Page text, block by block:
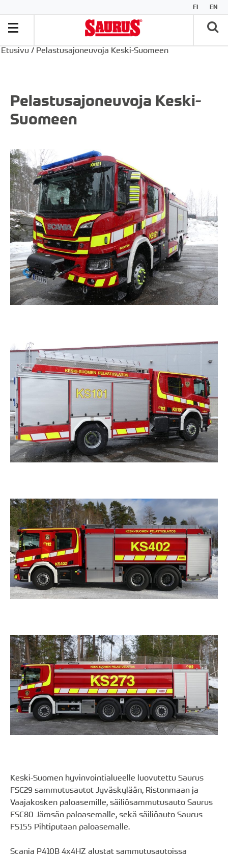
FI EN
Etusivu / Pelastusajoneuvoja Keski-Suomeen
Pelastusajoneuvoja Keski-
Suomeen
Keski-Suomen hyvinvointialueelle luovutettu Saurus
FSC29 sammutusautot Jyväskylään, Ristonmaan ja
Vaajakosken paloasemille, säiliösammutusauto Saurus
FSC80 Jämsän paloasemalle, sekä säiliöauto Saurus
FS155 Pihtiputaan paloasemalle.
Scania P410B 4x4HZ alustat sammutusautoissa